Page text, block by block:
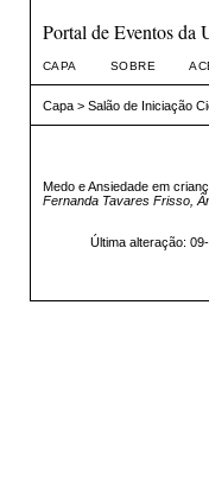
Portal de Eventos
CAPA SOBRE
Capa> Salão de Iniciação
Medo e Ansiedade em
Fernanda Tavares Frisso,
Última alteração: